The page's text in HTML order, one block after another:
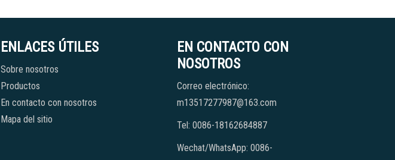
ENLACES ÚTILES
Sobre nosotros
Productos
En contacto con nosotros
Mapa del sitio
EN CONTACTO CON
NOSOTROS
Correo electrónico:
m13517277987@163.com
Tel: 0086-18162684887
Wechat/WhatsApp: 0086-